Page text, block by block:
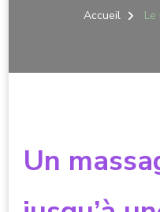
Accueil Le
Un